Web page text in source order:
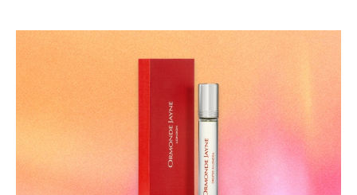
الشموع والعطور المنزلية
المجوهرات